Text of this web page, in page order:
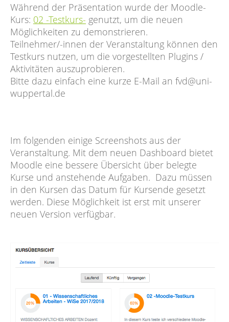
Während der Präsentation wurde der Moodle-
Kurs: 02 -Testkurs- genutzt, um die neuen
Möglichkeiten zu demonstrieren.
Teilnehmer/-innen der Veranstaltung können den
Testkurs nutzen, um die vorgestellten Plugins /
Aktivitäten auszuprobieren.
Bitte dazu einfach eine kurze E-Mail an fvd@uni-
wuppertal.de
Im folgenden einige Screenshots aus der
Veranstaltung. Mit dem neuen Dashboard bietet
Moodle eine bessere Übersicht über belegte
Kurse und anstehende Aufgaben. Dazu müssen
in den Kursen das Datum für Kursende gesetzt
werden. Diese Möglichkeit ist erst mit unserer
neuen Version verfügbar.